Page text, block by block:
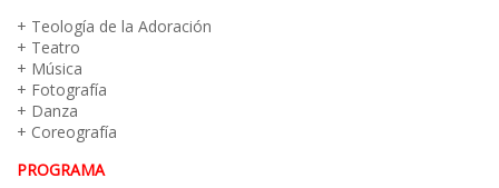
+ Teología de la Adoración
+ Teatro
+ Música
+ Fotografía
+ Danza
+ Coreografía
PROGRAMA